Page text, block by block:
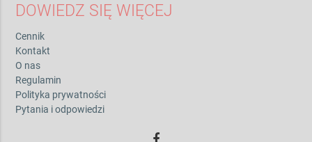
DOWIEDZ SIĘ WIĘCEJ
Cennik
Kontakt
O nas
Regulamin
Polityka prywatności
Pytania i odpowiedzi